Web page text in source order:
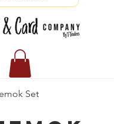
Set